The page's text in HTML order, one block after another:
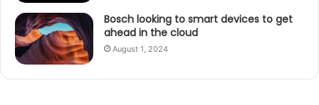
Bosch looking to smart devices to get
ahead in the cloud
August 1, 2024